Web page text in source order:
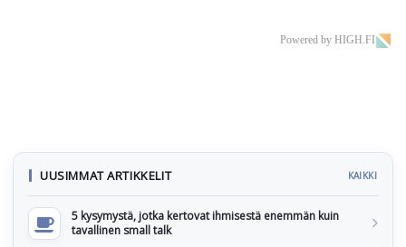
Powered by HIGH.FI
UUSIMMAT ARTIKKELIT KAIKKI
5 kysymystä, jotka kertovat ihmisestä enemmän kuin
tavallinen small talk